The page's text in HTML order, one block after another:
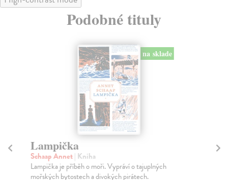
Podobné tituly
na sklade
Lampička
Schaap Annet| Kniha
Lampička je příběh o moři. Vypráví o tajuplných
mořských bytostech a divokých pirátech.